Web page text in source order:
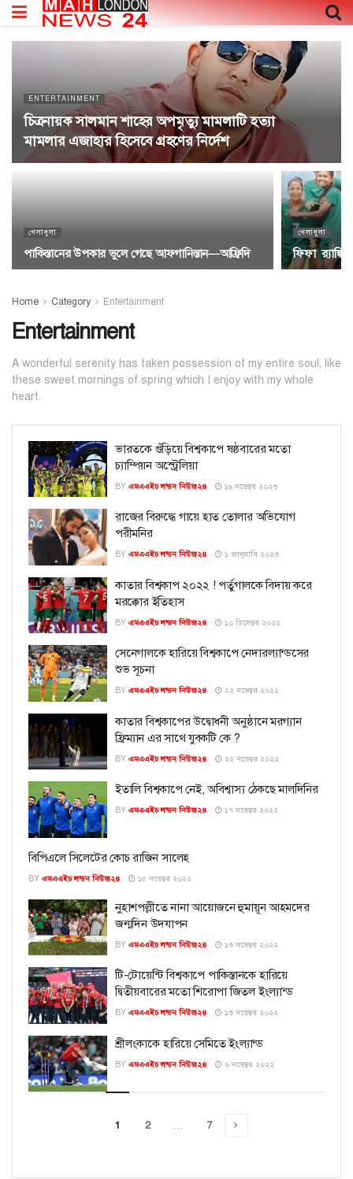
ENTERTAINMENT
চিত্রনায়ক সালমান শাহের অপমৃত্যু মামলাটি হত্যা
মামলার এজাহার হিসেবে গ্রহণের নির্দেশ
খেলাধুলা
পাকিস্তানের উপকার ভুলে গেছে আফগানিস্তান—আফ্রিদি
খেলাধুলা
ফিফা
Home Category Entertainment
Entertainment
A wonderful serenity has taken possession of my entire soul, like
these sweet mornings of spring which I enjoy with my whole
heart.
ভারতকে গুঁড়িয়ে বিশ্বকাপে ষষ্ঠবারের মতো
চ্যাম্পিয়ন অস্ট্রেলিয়া
BY এমএএইচ লন্ডন নিউজ২৪ ১৯ নভেম্বর ২০২৩
রাজের বিরুদ্ধে গায়ে হাত তোলার অভিযোগ
পরীমনির
BY এমএএইচ লন্ডন নিউজ২৪ ১ জানুয়ারি ২০২৩
কাতার বিশ্বকাপ ২০২২ ! পর্তুগালকে বিদায় করে
মরক্কোর ইতিহাস
BY এমএএইচ লন্ডন নিউজ২৪ ১০ ডিসেম্বর ২০২২
সেনেগালকে হারিয়ে বিশ্বকাপে নেদারল্যান্ডসের
শুভ সূচনা
BY এমএএইচ লন্ডন নিউজ২৪ ২২ নভেম্বর ২০২২
কাতার বিশ্বকাপের উদ্বোধনী অনুষ্ঠানে মরগ্যান
ফ্রিম্যান এর সাথে যুবকটি কে ?
BY এমএএইচ লন্ডন নিউজ২৪ ২২ নভেম্বর ২০২২
ইতালি বিশ্বকাপে নেই, অবিশ্বাস্য ঠেকছে মালদিনির
BY এমএএইচ লন্ডন নিউজ২৪ ১৭ নভেম্বর ২০২২
বিপিএলে সিলেটের কোচ রাজিন সালেহ
BY এমএএইচ লন্ডন নিউজ২৪ ১৫ নভেম্বর ২০২২
নুহাশপল্লীতে নানা আয়োজনে হুমায়ূন আহমদের
জন্মদিন উদযাপন
BY এমএএইচ লন্ডন নিউজ২৪ ১৩ নভেম্বর ২০২২
টি-টোয়েন্টি বিশ্বকাপে পাকিস্তানকে হারিয়ে
দ্বিতীয়বারের মতো শিরোপা জিতল ইংল্যান্ড
BY এমএএইচ লন্ডন নিউজ২৪ ১৩ নভেম্বর ২০২২
শ্রীলংকাকে হারিয়ে সেমিতে ইংল্যান্ড
BY এমএএইচ লন্ডন নিউজ২৪ ৬ নভেম্বর ২০২২
1 2 … 7